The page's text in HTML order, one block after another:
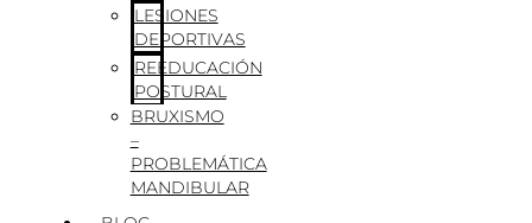
LESIONES
DEPORTIVAS
REEDUCACIÓN
POSTURAL
BRUXISMO
–
PROBLEMÁTICA
MANDIBULAR